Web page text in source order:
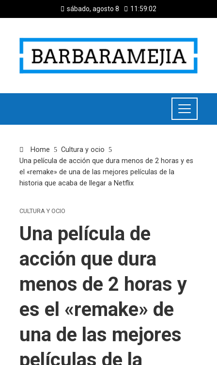
sábado, agosto 8 11:59:03
Home
Cultura y ocio
Una película de acción que dura menos de 2 horas y es
el «remake» de una de las mejores películas de la
historia que acaba de llegar a Netflix
CULTURA Y OCIO
Una película de
acción que dura
menos de 2 horas y
es el «remake» de
una de las mejores
películas de la